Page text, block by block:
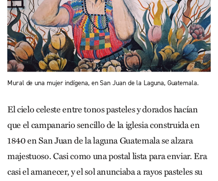
Mural de una mujer indígena, en San Juan de la Laguna, Guatemala.
El cielo celeste entre tonos pasteles y dorados hacían
que el campanario sencillo de la iglesia construida en
1840 en San Juan de la laguna Guatemala se alzara
majestuoso. Casi como una postal lista para enviar. Era
casi el amanecer, y el sol anunciaba a rayos pasteles su